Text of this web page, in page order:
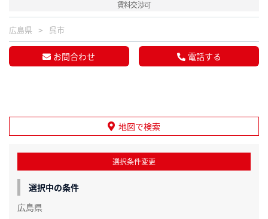
賃料交渉可
広島県 呉市
お問合わせ 電話する
地図で検索
選択条件変更
選択中の条件
広島県